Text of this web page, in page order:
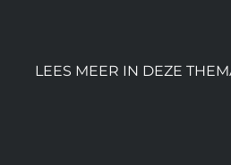
LEES MEER IN DEZE